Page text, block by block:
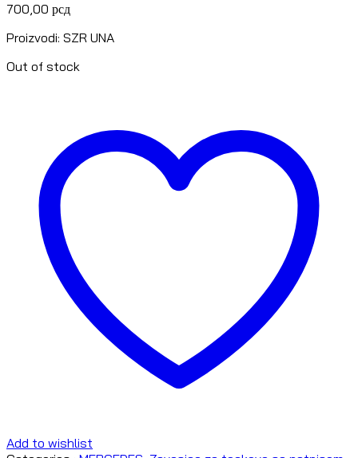
700,00 рсд
Proizvodi: SZR UNA
Out of stock
Add to wishlist